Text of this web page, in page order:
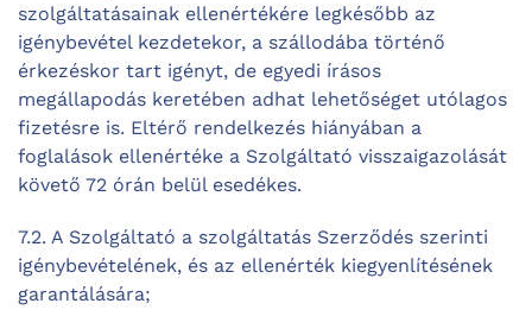
szolgáltatásainak ellenértékére legkésőbb az
igénybevétel kezdetekor, a szállodába történő
érkezéskor tart igényt, de egyedi írásos
megállapodás keretében adhat lehetőséget utólagos
fizetésre is. Eltérő rendelkezés hiányában a
foglalások ellenértéke a Szolgáltató visszaigazolását
követő 72 órán belül esedékes.
7.2. A Szolgáltató a szolgáltatás Szerződés szerinti
igénybevételének, és az ellenérték kiegyenlítésének
garantálására;